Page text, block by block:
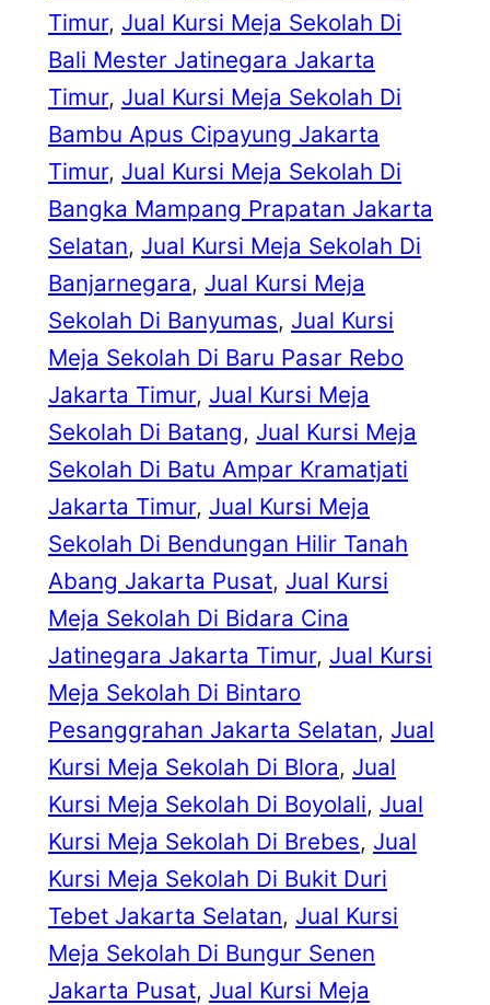
Timur, Jual Kursi Meja Sekolah Di
Bali Mester Jatinegara Jakarta
Timur, Jual Kursi Meja Sekolah Di
Bambu Apus Cipayung Jakarta
Timur, Jual Kursi Meja Sekolah Di
Bangka Mampang Prapatan Jakarta
Selatan, Jual Kursi Meja Sekolah Di
Banjarnegara, Jual Kursi Meja
Sekolah Di Banyumas, Jual Kursi
Meja Sekolah Di Baru Pasar Rebo
Jakarta Timur, Jual Kursi Meja
Sekolah Di Batang, Jual Kursi Meja
Sekolah Di Batu Ampar Kramatjati
Jakarta Timur, Jual Kursi Meja
Sekolah Di Bendungan Hilir Tanah
Abang Jakarta Pusat, Jual Kursi
Meja Sekolah Di Bidara Cina
Jatinegara Jakarta Timur, Jual Kursi
Meja Sekolah Di Bintaro
Pesanggrahan Jakarta Selatan, Jual
Kursi Meja Sekolah Di Blora, Jual
Kursi Meja Sekolah Di Boyolali, Jual
Kursi Meja Sekolah Di Brebes, Jual
Kursi Meja Sekolah Di Bukit Duri
Tebet Jakarta Selatan, Jual Kursi
Meja Sekolah Di Bungur Senen
Jakarta Pusat, Jual Kursi Meja